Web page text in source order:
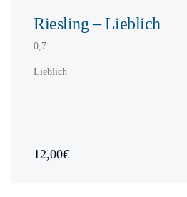
Riesling – Lieblich
0,7
Lieblich
12,00€